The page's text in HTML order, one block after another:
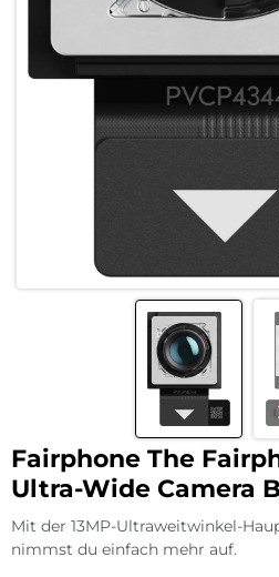
Fairphone The
Ultra-Wide Camera
Mit der 13MP-Ultraweitwinkel-
nimmst du einfach mehr auf.